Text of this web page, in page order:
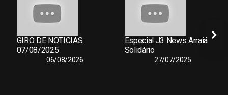
GIRO DE NOTICIAS
07/08/2025
06/08/2026
Especial J3 News Arraiá
Solidário
27/07/2025